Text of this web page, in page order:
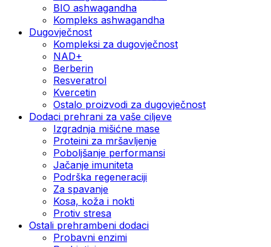
BIO ashwagandha
Kompleks ashwagandha
Dugovječnost
Kompleksi za dugovječnost
NAD+
Berberin
Resveratrol
Kvercetin
Ostalo proizvodi za dugovječnost
Dodaci prehrani za vaše ciljeve
Izgradnja mišićne mase
Proteini za mršavljenje
Poboljšanje performansi
Jačanje imuniteta
Podrška regeneraciji
Za spavanje
Kosa, koža i nokti
Protiv stresa
Ostali prehrambeni dodaci
Probavni enzimi